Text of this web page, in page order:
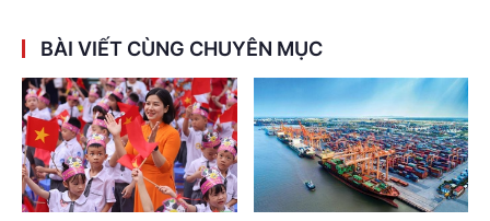
BÀI VIẾT CÙNG CHUYÊN MỤC